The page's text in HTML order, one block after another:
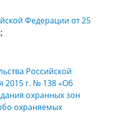
Федерации от 25
;
Российской
2015 г. № 138 «Об
охранных зон
охраняемых